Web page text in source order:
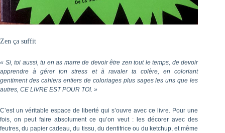
Zen ça suffit
« Si, toi aussi, tu en as marre de devoir être zen tout le temps, de devoir
apprendre à gérer ton stress et à ravaler ta colère, en coloriant
gentiment des cahiers entiers de coloriages plus sages les uns que les
autres, CE LIVRE EST POUR TOI. »
C’est un véritable espace de liberté qui s’ouvre avec ce livre. Pour une
fois, on peut faire absolument ce qu’on veut : les décorer avec des
feutres, du papier cadeau, du tissu, du dentifrice ou du ketchup, et même